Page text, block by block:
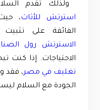
ولذلك تقدم
استرتش للأثاث،
الفائقة على
الاسترتش رول
الاحتياجات. إذا
تغليف في مصر، فقد
الجودة مع السلام